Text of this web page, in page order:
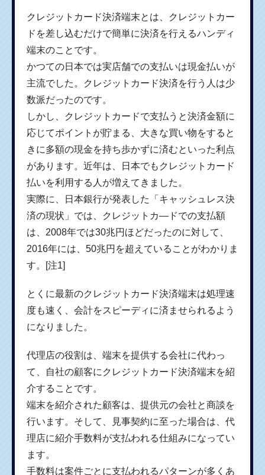
クレジットカード決済端末とは、クレジットカー
ドを差し込むだけで簡単に決済を行えるハンディ
端末のことです。
かつての日本では実店舗での支払いは現金払いが
主流でした。クレジットカード決済を行う人は少
数派だったのです。
しかし、クレジットカードで支払うと決済金額に
応じてポイントが貯まる、大きな買い物をすると
きに多額の現金を持ち歩かずに済むといった利点
があります。近年は、日本でもクレジットカード
払いを利用する人が増えてきました。
実際に、日本銀行が発表した「キャッシュレス決
済の現状」では、クレジットカ―ドでの支払額
は、2008年では30兆円ほどだったのに対して、
2016年には、50兆円を超えていることがわかりま
す。[注1]
とくに最新のクレジットカード決済端末は処理速
度も速く、会計をスピーディに済ませられるよう
になりました。
代理店の役割は、端末を提供する会社に代わっ
て、自社の顧客にクレジットカード決済端末を紹
介することです。
端末を紹介された顧客は、提供元の会社と商談を
行います。そして、見事契約に至った場合は、代
理店に紹介手数料が支払われる仕組みになってい
ます。
手数料は案件ごとに支払われるパターンが多くあ